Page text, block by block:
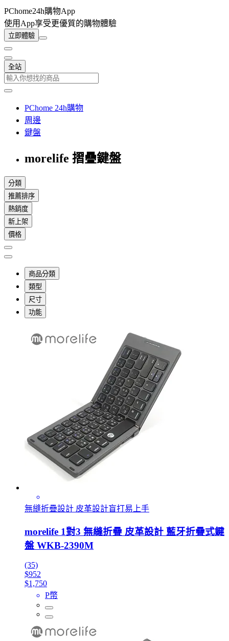
PChome24h購物App
使用App享受更優質的購物體驗
立即體驗
全站
PChome 24h購物
周邊
鍵盤
morelife 摺疊鍵盤
分類
推薦排序
熱銷度
新上架
價格
商品分類
類型
尺寸
功能
無縫折疊設計 皮革設計盲打易上手
morelife 1對3 無縫折疊 皮革設計 藍牙折疊式鍵
盤 WKB-2390M
(35)
$952
$1,750
P幣